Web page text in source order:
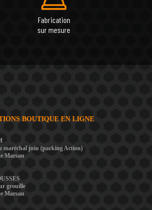
Fabrication
sur mesure
BOUTIQUE EN LIGNE
maréchal juin (parking Action)
Marsan
grouille
Marsan